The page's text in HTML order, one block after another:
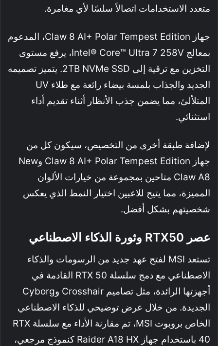
متعدد الاستخدامات اتصالاً سلسًا لأي مغامرة.
جهاز Claw 8 AI+ Polar Tempest Edition، المدعوم
بمعالج Intel® Core™ Ultra 7 258V، يرفع مستوى
التخزين مع ترقية إلى 2TB NVMe SSD. يتميز تصميمه
الجديد والجذاب بلمسة بيضاء رائعة مع طلاء UV
المتلألئ، مما يضمن جذب الأنظار أثناء تقديم أداء
استثنائي.
لإضافة طبقة أخرى من التخصيص، سيكون كل من
جهاز Claw 8 AI+ Polar Tempest Edition وNew
Claw A8 متاحين بمجموعة من خيارات الألوان
المميزة، مما يتيح للاعبين اختيار النمط الذي يعكس
شخصيتهم بشكل أفضل.
عصر RTX50 وثورة الذكاء الاصطناعي
تستعد MSI لفتح عهد جديد من الرسومات والذكاء
الاصطناعي مع دمج سلسلة RTX 50 القادمة في
أجهزتها الرائدة، مثل تصاميم Crosshair وCyborg
الجديدة. من خلال عرض توضيحي للذكاء الاصطناعي
الخاص بروبوت MSI، تم مقارنة الأداء مع سلسلة RTX
40 باستخدام جهاز Raider A18 HX كنموذج مرجعي،